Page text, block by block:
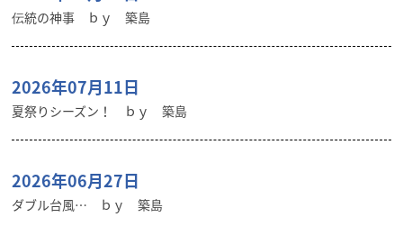
伝統の神事 ｂｙ 築島
2026年07月11日
夏祭りシーズン！ ｂｙ 築島
2026年06月27日
ダブル台風… ｂｙ 築島